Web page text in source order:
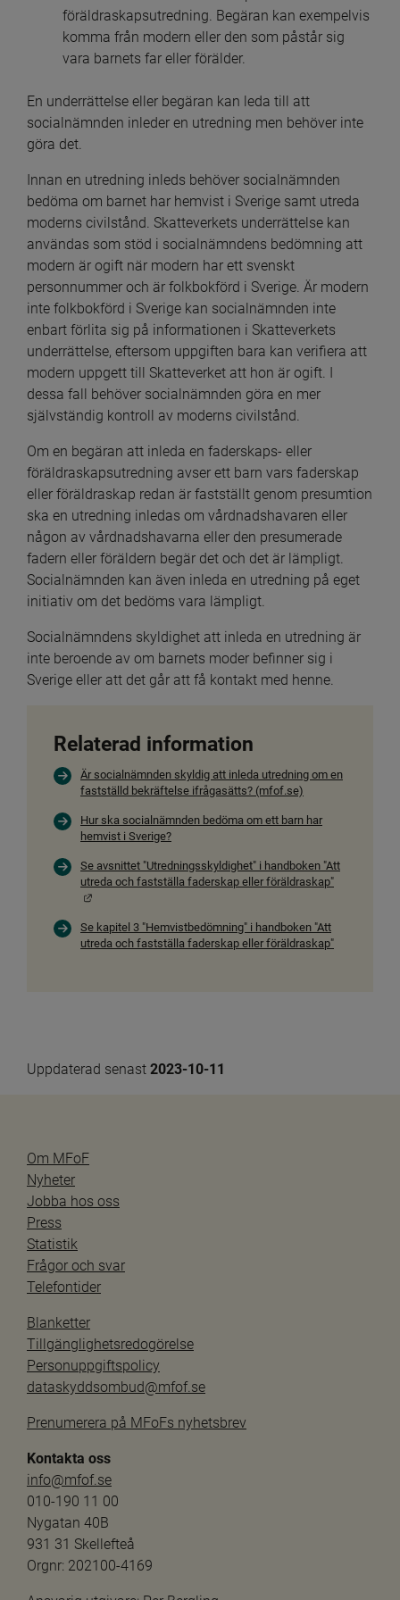
föräldraskapsutredning. Begäran kan exempelvis
komma från modern eller den som påstår sig
vara barnets far eller förälder.
En underrättelse eller begäran kan leda till att
socialnämnden inleder en utredning men behöver inte
göra det.
Innan en utredning inleds behöver socialnämnden
bedöma om barnet har hemvist i Sverige samt utreda
moderns civilstånd. Skatteverkets underrättelse kan
användas som stöd i socialnämndens bedömning att
modern är ogift när modern har ett svenskt
personnummer och är folkbokförd i Sverige. Är modern
inte folkbokförd i Sverige kan socialnämnden inte
enbart förlita sig på informationen i Skatteverkets
underrättelse, eftersom uppgiften bara kan verifiera att
modern uppgett till Skatteverket att hon är ogift. I
dessa fall behöver socialnämnden göra en mer
självständig kontroll av moderns civilstånd.
Om en begäran att inleda en faderskaps- eller
föräldraskapsutredning avser ett barn vars faderskap
eller föräldraskap redan är fastställt genom presumtion
ska en utredning inledas om vårdnadshavaren eller
någon av vårdnadshavarna eller den presumerade
fadern eller föräldern begär det och det är lämpligt.
Socialnämnden kan även inleda en utredning på eget
initiativ om det bedöms vara lämpligt.
Socialnämndens skyldighet att inleda en utredning är
inte beroende av om barnets moder befinner sig i
Sverige eller att det går att få kontakt med henne.
Relaterad information
Är socialnämnden skyldig att inleda utredning om en
fastställd bekräftelse ifrågasätts? (mfof.se)
Hur ska socialnämnden bedöma om ett barn har
hemvist i Sverige?
Se avsnittet "Utredningsskyldighet" i handboken "Att
utreda och fastställa faderskap eller föräldraskap"
Se kapitel 3 "Hemvistbedömning" i handboken "Att
utreda och fastställa faderskap eller föräldraskap"
Uppdaterad senast 2023-10-11
Om MFoF
Nyheter
Jobba hos oss
Press
Statistik
Frågor och svar
Telefontider
Blanketter
Tillgänglighetsredogörelse
Personuppgiftspolicy
dataskyddsombud@mfof.se
Prenumerera på MFoFs nyhetsbrev
Kontakta oss
info@mfof.se
010-190 11 00
Nygatan 40B
931 31 Skellefteå
Orgnr: 202100-4169